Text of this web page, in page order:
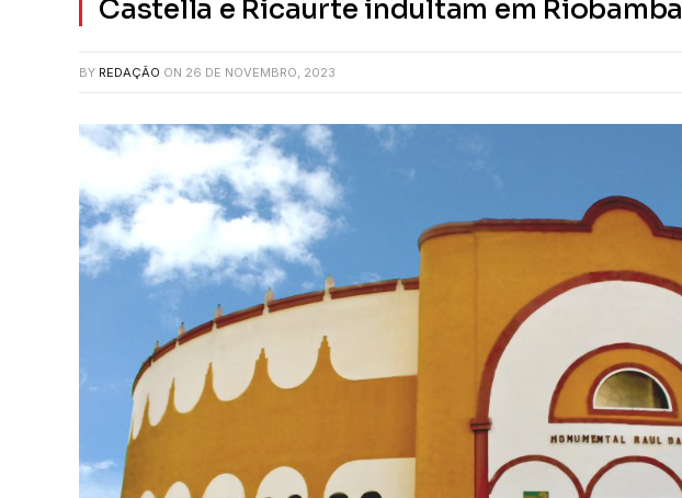
Castella e Ricaurte indultam em Riobamba
BY REDAÇÃO ON 26 DE NOVEMBRO, 2023